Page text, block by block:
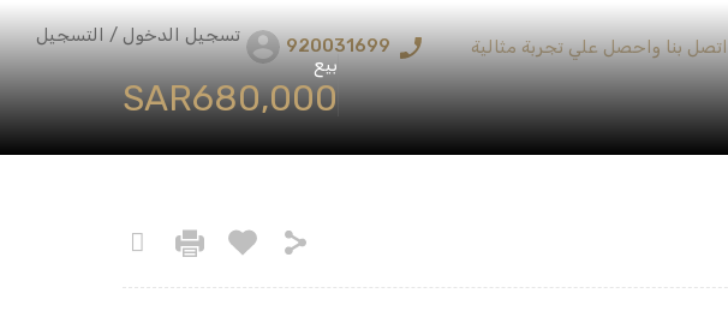
اتصل بنا واحصل علي تجربة مثالية 920031699
تسجيل الدخول / التسجيل
بيع
‪SAR680,000